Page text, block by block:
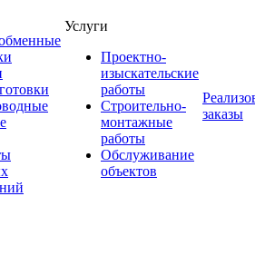
Услуги
Проектно-
изыскательские
работы
Строительно-
монтажные
работы
Обслуживание
объектов
заказы